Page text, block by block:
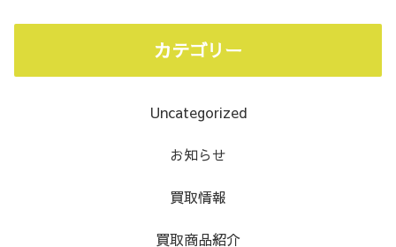
カテゴリー
Uncategorized
お知らせ
買取情報
買取商品紹介